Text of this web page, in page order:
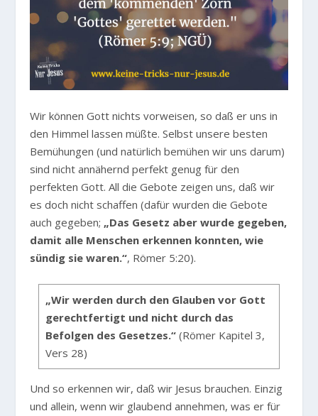
Wir können Gott nichts vorweisen, so daß er uns in
den Himmel lassen müßte. Selbst unsere besten
Bemühungen (und natürlich bemühen wir uns darum)
sind nicht annähernd perfekt genug für den
perfekten Gott. All die Gebote zeigen uns, daß wir
es doch nicht schaffen (dafür wurden die Gebote
auch gegeben; „Das Gesetz aber wurde gegeben,
damit alle Menschen erkennen konnten, wie
sündig sie waren.“, Römer 5:20).
„Wir werden durch den Glauben vor Gott
gerechtfertigt und nicht durch das
Befolgen des Gesetzes.“(Römer Kapitel 3,
Vers 28)
Und so erkennen wir, daß wir Jesus brauchen. Einzig
und allein, wenn wir glaubend annehmen, was er für